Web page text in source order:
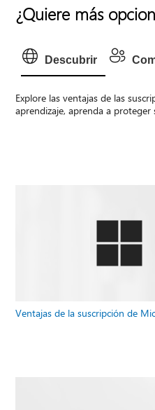
¿Quiere más
Descubrir
Explore las ventajas de las
aprendizaje, aprenda a
Ventajas de la suscripción de